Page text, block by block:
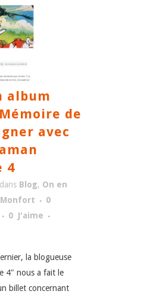
album
de
avec
4
dans Blog, On en
Monfort
0
0 J'aime
la blogueuse
4" nous a fait le
billet concernant